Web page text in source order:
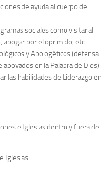
de ayuda al cuerpo de
sociales como visitar al
abogar por el oprimido, etc.
y Apologéticos (defensa
en la Palabra de Dios).
las habilidades de Liderazgo en
e Iglesias dentro y fuera de
Iglesias: